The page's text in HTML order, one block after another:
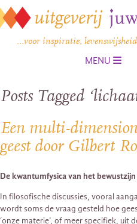
…voor inspiratie,
MENU
Posts Tagged
Een multi-
geest door Gilbert
De kwantumfysica van het bewustzijn
In filosofische discussies, vooral
wordt soms de vraag gesteld hoe
‘onze materie’, of meer specifiek, uit